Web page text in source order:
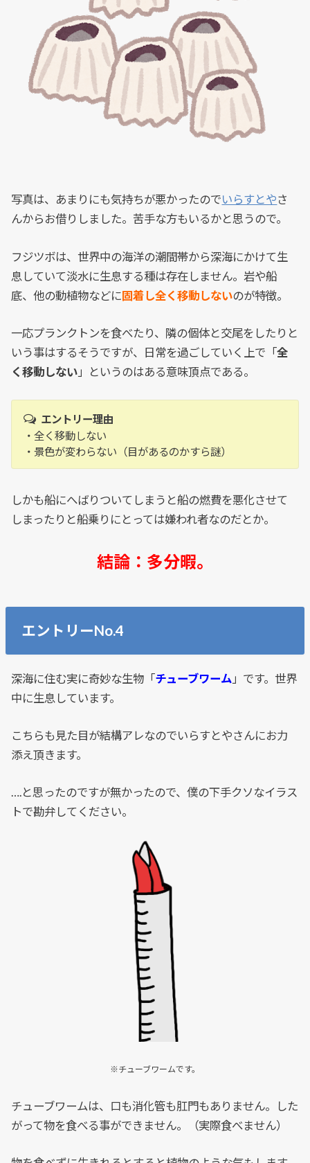
写真は、あまりにも気持ちが悪かったのでいらすとやさ
んからお借りしました。苦手な方もいるかと思うので。
フジツボは、世界中の海洋の潮間帯から深海にかけて生
息していて淡水に生息する種は存在しません。岩や船
底、他の動植物などに固着し全く移動しないのが特徴。
一応プランクトンを食べたり、隣の個体と交尾をしたりと
いう事はするそうですが、日常を過ごしていく上で「全
く移動しない 」というのはある意味頂点である。
エントリー理由
・全く移動しない
・景色が変わらない（目があるのかすら謎）
しかも船にへばりついてしまうと船の燃費を悪化させて
しまったりと船乗りにとっては嫌われ者なのだとか。
結論：多分暇。
エントリーNo.4
深海に住む実に奇妙な生物「チューブワーム 」です。世界
中に生息しています。
こちらも見た目が結構アレなのでいらすとやさんにお力
添え頂きます。
….と思ったのですが無かったので、僕の下手クソなイラス
トで勘弁してください。
※チューブワームです。
チューブワームは、口も消化管も肛門もありません。した
がって物を食べる事ができません。（実際食べません）